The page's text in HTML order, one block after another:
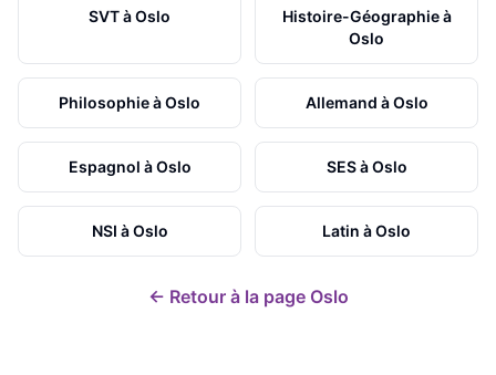
SVTàOslo Histoire-Géographieà
Oslo
PhilosophieàOslo Allemand àOslo
Espagnol àOslo SESàOslo
NSI àOslo Latin àOslo
← Retour à la page Oslo